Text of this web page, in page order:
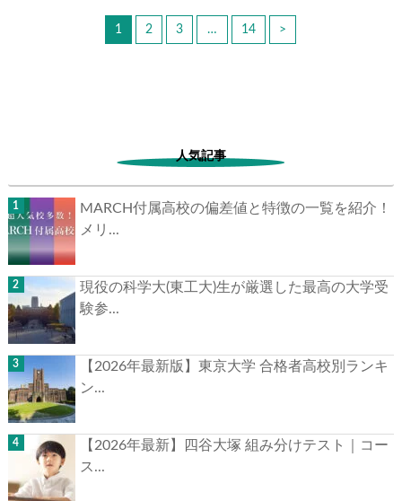
1 2 3 … 14 >
人気記事
MARCH付属高校の偏差値と特徴の一覧を紹介！
メリ...
現役の科学大(東工大)生が厳選した最高の大学受
験参...
【2026年最新版】東京大学 合格者高校別ランキ
ン...
【2026年最新】四谷大塚 組み分けテスト｜コー
ス...